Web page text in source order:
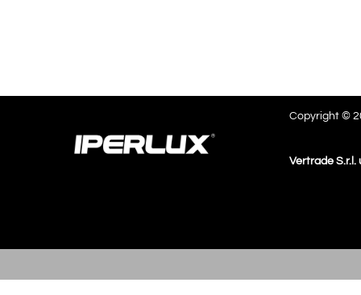
Copyright ©
Vertrade